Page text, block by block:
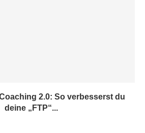
2.0: So verbesserst du
deine „FTP“...